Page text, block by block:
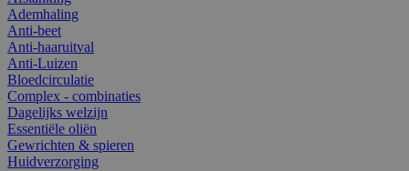
Ademhaling
Anti-beet
Anti-haaruitval
Anti-Luizen
Bloedcirculatie
Complex - combinaties
Dagelijks welzijn
Essentiële oliën
Gewrichten & spieren
Huidverzorging